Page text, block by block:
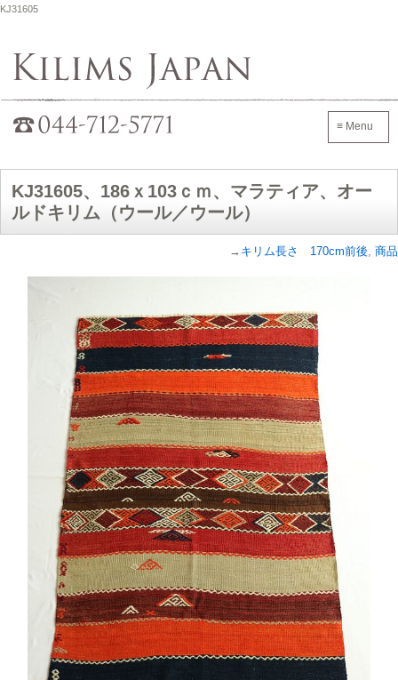
KJ31605
≡ Menu
KJ31605、186ｘ103ｃｍ、マラティア、オー
ルドキリム（ウール／ウール）
→ キリム長さ 170cm前後, 商品